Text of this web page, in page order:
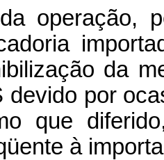
operação,
da
devido por
que
à